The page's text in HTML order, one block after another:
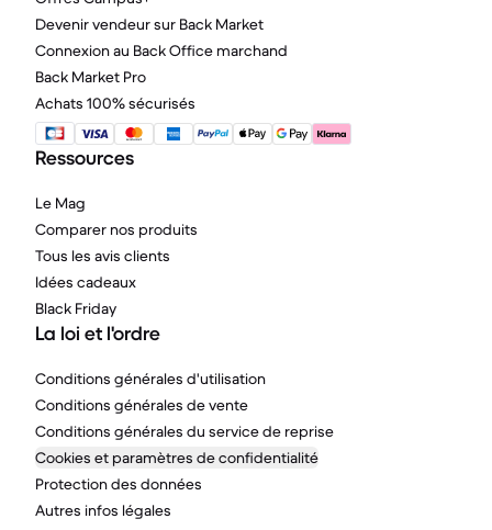
Devenir vendeur sur Back Market
Connexion au Back Office marchand
Back Market Pro
Achats 100% sécurisés
Ressources
Le Mag
Comparer nos produits
Tous les avis clients
Idées cadeaux
Black Friday
La loi et l'ordre
Conditions générales d'utilisation
Conditions générales de vente
Conditions générales du service de reprise
Cookies et paramètres de confidentialité
Protection des données
Autres infos légales